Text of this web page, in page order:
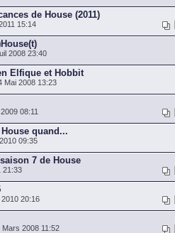
de House (2011)
15:14
2008 23:40
Elfique et Hobbit
Mai 2008 13:23
08:11
quand...
09:35
7 de House
21:33
20:16
Mars 2008 11:52